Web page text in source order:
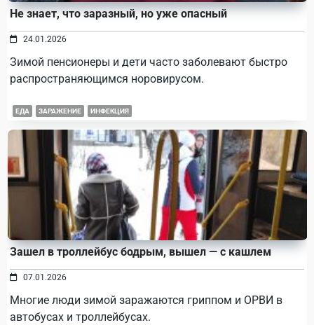
Не знает, что заразный, но уже опасный
24.01.2026
Зимой пенсионеры и дети часто заболевают быстро
распространяющимся норовирусом.
ЕДА ЗАРАЖЕНИЕ ИНФЕКЦИЯ
Зашел в троллейбус бодрым, вышел — с кашлем
07.01.2026
Многие люди зимой заражаются гриппом и ОРВИ в
автобусах и троллейбусах.